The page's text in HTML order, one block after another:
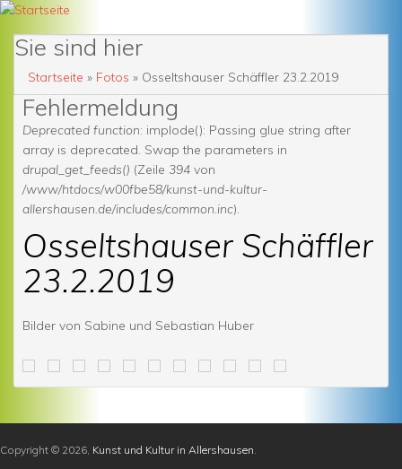
Sie sind hier
Startseite » Fotos » Osseltshauser Schäffler 23.2.2019
Fehlermeldung
Deprecated function: implode(): Passing glue string after
array is deprecated. Swap the parameters in
drupal_get_feeds() (Zeile 394 von
/www/htdocs/w00fbe58/kunst-und-kultur-
allershausen.de/includes/common.inc).
Osseltshauser Schäffler
23.2.2019
Bilder von Sabine und Sebastian Huber
Copyright © 2026, Kunst und Kultur in Allershausen.